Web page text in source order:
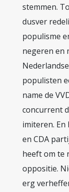
stemmen.
dusver
populisme
negeren en
populisten
name de
concurrent
imiteren. En
en CDA
heeft om te
oppositie.
erg